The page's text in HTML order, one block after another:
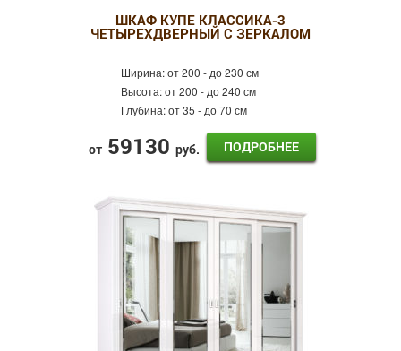
ШКАФ КУПЕ КЛАССИКА-3
ЧЕТЫРЕХДВЕРНЫЙ С ЗЕРКАЛОМ
Ширина:от 200 - до 230 см
Высота:от 200 - до 240 см
Глубина:от 35 - до 70 см
от 59130 руб. ПОДРОБНЕЕ